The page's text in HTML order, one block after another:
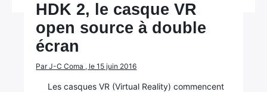
HDK 2, le casque VR
open source à double
écran
Par J-C Coma , le 15 juin 2016
Les casques VR (Virtual Reality) commencent